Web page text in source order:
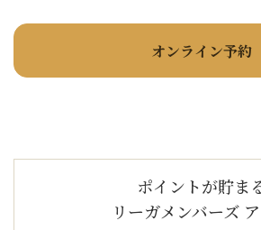
オンライン予約
ポイントが貯ま
リーガメンバーズ